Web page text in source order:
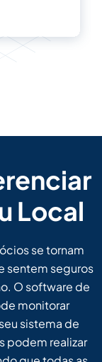
Local
se tornam
sentem seguros
O software de
monitorar
sistema de
podem realizar